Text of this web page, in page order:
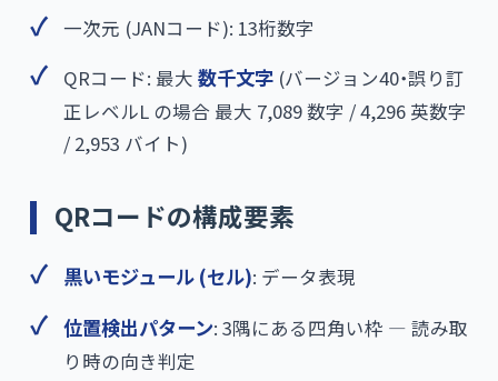
一次元 (JANコード): 13桁数字
QRコード: 最大 数千文字 (バージョン40・誤り訂
正レベルL の場合 最大 7,089 数字 / 4,296 英数字
/ 2,953 バイト)
QRコードの構成要素
黒いモジュール (セル): データ表現
位置検出パターン: 3隅にある四角い枠 — 読み取
り時の向き判定